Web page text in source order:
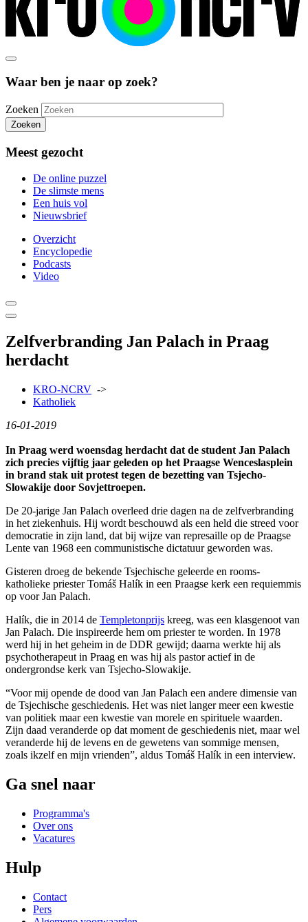
Waar ben je naar op zoek?
Zoeken
Zoeken
Meest gezocht
De online puzzel
De slimste mens
Een huis vol
Nieuwsbrief
Overzicht
Encyclopedie
Podcasts
Video
Zelfverbranding Jan Palach in Praag
herdacht
KRO-NCRV ->
Katholiek
16-01-2019
In Praag werd woensdag herdacht dat de student Jan Palach
zich precies vijftig jaar geleden op het Praagse Wenceslasplein
in brand stak uit protest tegen de bezetting van Tsjecho-
Slowakije door Sovjettroepen.
De 20-jarige Jan Palach overleed drie dagen na de zelfverbranding
in het ziekenhuis. Hij wordt beschouwd als een held die streed voor
democratie in zijn land, dat bij wijze van represaille op de Praagse
Lente van 1968 een communistische dictatuur geworden was.
Gisteren droeg de bekende Tsjechische geleerde en rooms-
katholieke priester Tomáš Halík in een Praagse kerk een requiemmis
op voor Jan Palach.
Halík, die in 2014 de Templetonprijs kreeg, was een klasgenoot van
Jan Palach. Die inspireerde hem om priester te worden. In 1978
werd hij in het geheim in de DDR gewijd; daarna werkte hij als
psychotherapeut in Praag en was hij als pastor actief in de
ondergrondse kerk van Tsjecho-Slowakije.
“Voor mij opende de dood van Jan Palach een andere dimensie van
de Tsjechische geschiedenis. Het was niet langer meer een kwestie
van politiek maar een kwestie van morele en spirituele waarden.
Zijn daad veranderde op dat moment de geschiedenis niet, maar wel
veranderde hij de levens en de gewetens van sommige mensen,
zoals ikzelf en mijn vrienden”, aldus Tomáš Halík in een interview.
Ga snel naar
Programma's
Over ons
Vacatures
Hulp
Contact
Pers